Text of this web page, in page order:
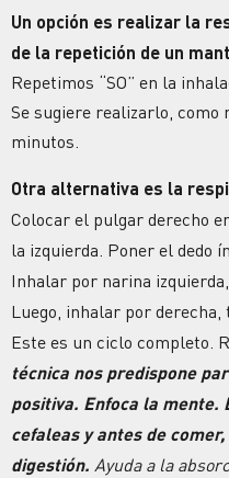
Un opción es realizar la
de la repetición de un
Repetimos “SO” en la
Se sugiere realizarlo, como
minutos.
Otra alternativa es la
Colocar el pulgar derecho
la izquierda. Poner el dedo
Inhalar por narina
Luego, inhalar por derecha,
Este es un ciclo completo.
técnica nos predispone
positiva. Enfoca la mente.
cefaleas y antes de
digestión. Ayuda a la